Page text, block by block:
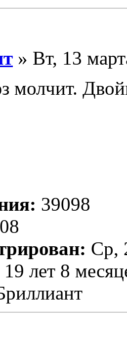
» Вт, 13
молчит.
39098
Ср,
19 лет 8